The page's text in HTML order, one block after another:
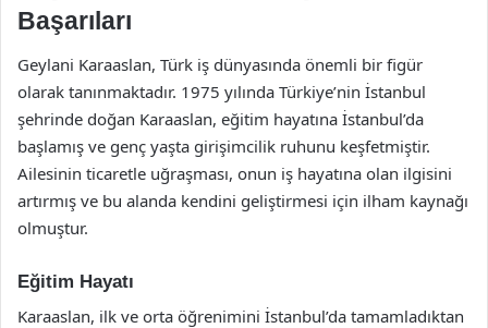
Başarıları
Geylani Karaaslan, Türk iş dünyasında önemli bir figür
olarak tanınmaktadır. 1975 yılında Türkiye’nin İstanbul
şehrinde doğan Karaaslan, eğitim hayatına İstanbul’da
başlamış ve genç yaşta girişimcilik ruhunu keşfetmiştir.
Ailesinin ticaretle uğraşması, onun iş hayatına olan ilgisini
artırmış ve bu alanda kendini geliştirmesi için ilham kaynağı
olmuştur.
Eğitim Hayatı
Karaaslan, ilk ve orta öğrenimini İstanbul’da tamamladıktan